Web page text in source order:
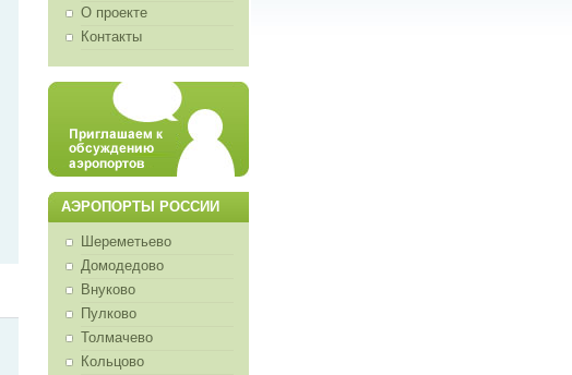
О проекте
Контакты
АЭРОПОРТЫ РОССИИ
Шереметьево
Домодедово
Внуково
Пулково
Толмачево
Кольцово